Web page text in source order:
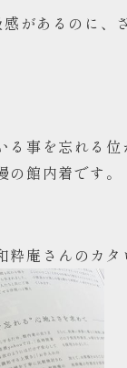
があるのに、
事を忘れる
館内着です。
庵さんのカ